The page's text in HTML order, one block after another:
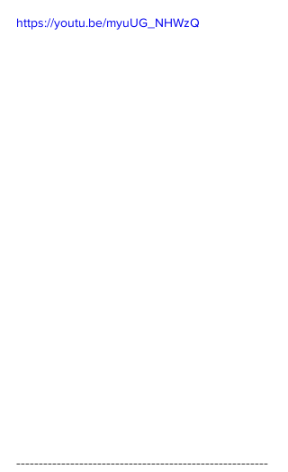
https://youtu.be/myuUG_NHWzQ
--------------------------------------------------------